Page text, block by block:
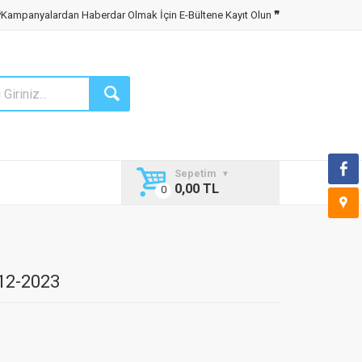
Kampanyalardan Haberdar Olmak İçin E-Bültene Kayıt Olun ❞
Sepetim
0,00 TL
2023